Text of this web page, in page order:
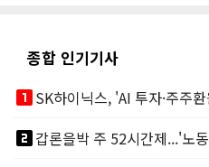
종합 인기기사
looks_one
looks_two갑론을박 주 52시간제...'노